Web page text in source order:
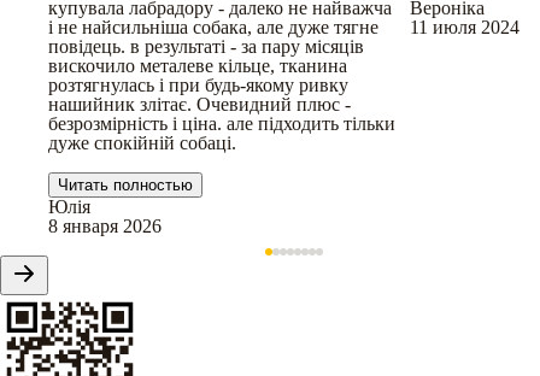
купувала лабрадору - далеко не найважча
і не найсильніша собака, але дуже тягне
повідець. в результаті - за пару місяців
вискочило металеве кільце, тканина
розтягнулась і при будь-якому ривку
нашийник злітає. Очевидний плюс -
безрозмірність і ціна. але підходить тільки
дуже спокійній собаці.
Читать полностью
Юлія
8 января 2026
Вероніка
11 июля 2024